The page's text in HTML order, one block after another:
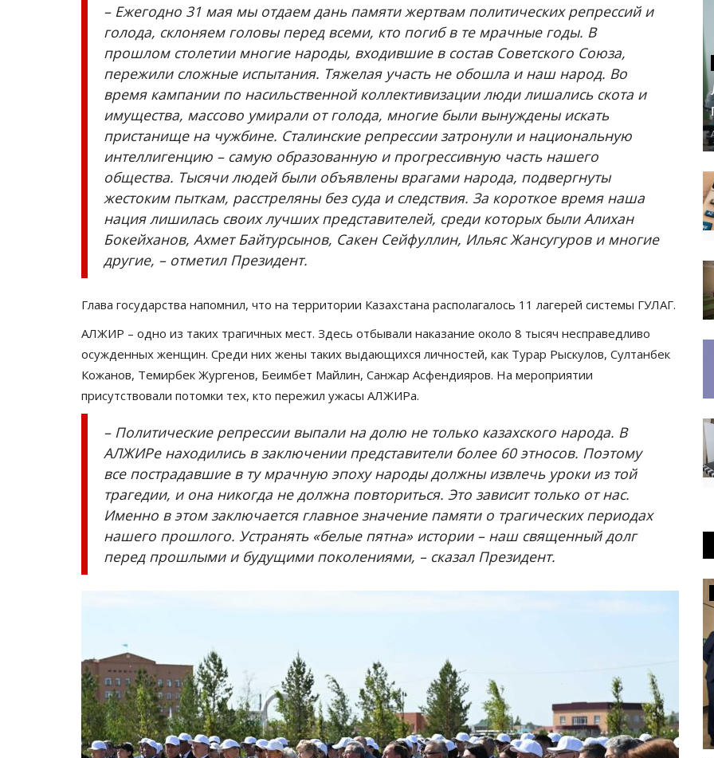
– Ежегодно 31 мая мы отдаем дань памяти жертвам политических репрессий и
голода, склоняем головы перед всеми, кто погиб в те мрачные годы. В
прошлом столетии многие народы, входившие в состав Советского Союза,
пережили сложные испытания. Тяжелая участь не обошла и наш народ. Во
время кампании по насильственной коллективизации люди лишались скота и
имущества, массово умирали от голода, многие были вынуждены искать
пристанище на чужбине. Сталинские репрессии затронули и национальную
интеллигенцию – самую образованную и прогрессивную часть нашего
общества. Тысячи людей были объявлены врагами народа, подвергнуты
жестоким пыткам, расстреляны без суда и следствия. За короткое время наша
нация лишилась своих лучших представителей, среди которых были Алихан
Бокейханов, Ахмет Байтурсынов, Сакен Сейфуллин, Ильяс Жансугуров и многие
другие, – отметил Президент.
Глава государства напомнил, что на территории Казахстана располагалось 11 лагерей системы ГУЛАГ.
АЛЖИР – одно из таких трагичных мест. Здесь отбывали наказание около 8 тысяч несправедливо
осужденных женщин. Среди них жены таких выдающихся личностей, как Турар Рыскулов, Султанбек
Кожанов, Темирбек Жургенов, Беимбет Майлин, Санжар Асфендияров. На мероприятии
присутствовали потомки тех, кто пережил ужасы АЛЖИРа.
– Политические репрессии выпали на долю не только казахского народа. В
АЛЖИРе находились в заключении представители более 60 этносов. Поэтому
все пострадавшие в ту мрачную эпоху народы должны извлечь уроки из той
трагедии, и она никогда не должна повториться. Это зависит только от нас.
Именно в этом заключается главное значение памяти о трагических периодах
нашего прошлого. Устранять «белые пятна» истории – наш священный долг
перед прошлыми и будущими поколениями, – сказал Президент.
Происшествия